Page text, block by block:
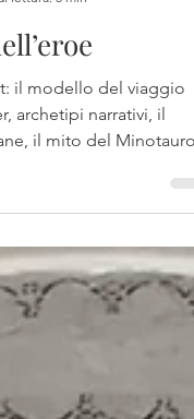
lettura: 5 min
il modello del viaggio
il mito del Minotauro,